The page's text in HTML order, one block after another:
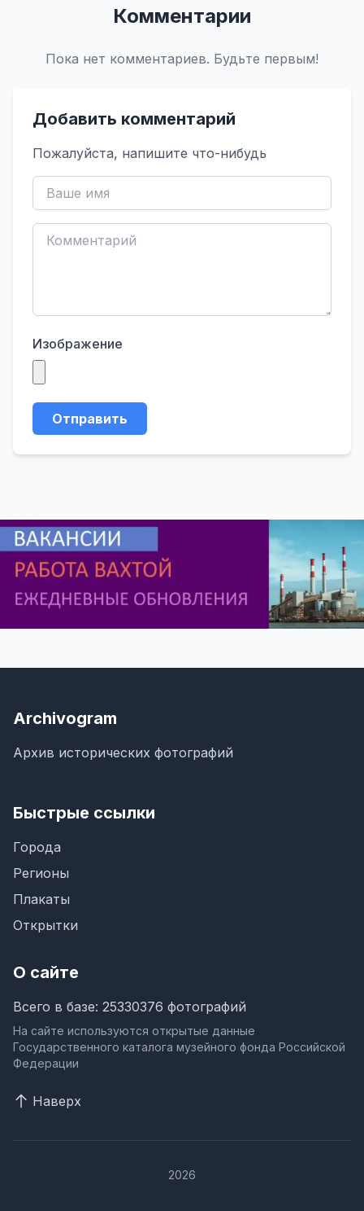
Комментарии
Пока нет комментариев. Будьте первым!
Добавить комментарий
Пожалуйста, напишите что-нибудь
Изображение
Отправить
Archivogram
Архив исторических фотографий
Быстрые ссылки
Города
Регионы
Плакаты
Открытки
О сайте
Всего в базе: 25330376 фотографий
На сайте используются открытые данные
Государственного каталога музейного фонда Российской
Федерации
Наверх
2026